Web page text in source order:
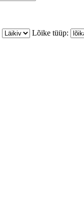
Lõike tüüp: